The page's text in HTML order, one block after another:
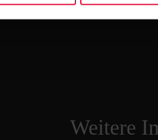
Weitere